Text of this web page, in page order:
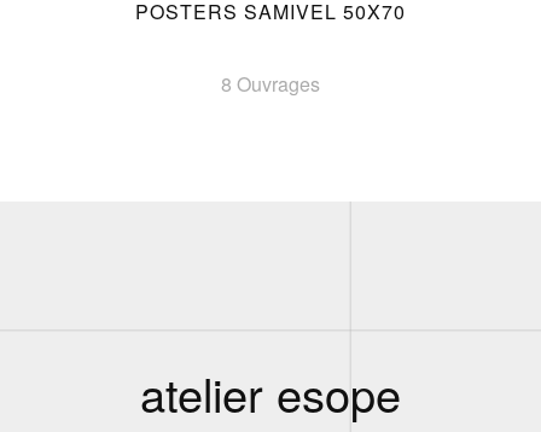
POSTERS SAMIVEL 50X70
8 Ouvrages
atelier esope